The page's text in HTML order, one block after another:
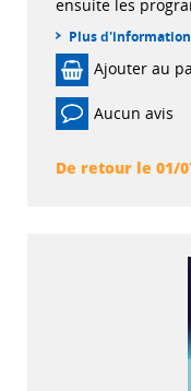
ensuite les
Plus
Ajouter au
Aucun avis
De retour le 01/